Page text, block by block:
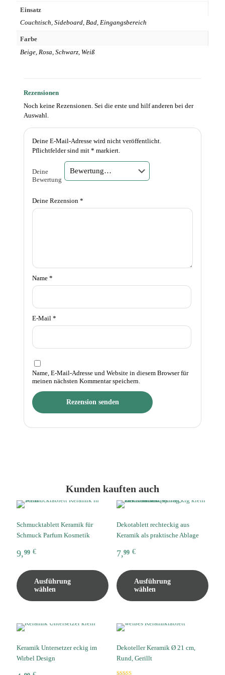
Einsatz
Couchtisch, Sideboard, Bad, Eingangsbereich
Farbe
Beige, Rosa, Schwarz, Weiß
Rezensionen
Noch keine Rezensionen. Sei die erste und hilf anderen bei der
Auswahl.
Deine E-Mail-Adresse wird nicht veröffentlicht.
Pflichtfelder sind mit * markiert.
Deine
Bewertung
Deine Rezension *
Name *
E-Mail *
Name, E-Mail-Adresse und Website in diesem Browser für
meinen nächsten Kommentar speichern.
Kunden kauften auch
Schmucktablett Keramik für
Schmuck Parfum Kosmetik
9,99 €
Ausführung
wählen
Produkt
weist
mehrere
Die
können
der
Produktseite
Dekotablett rechteckig aus
Keramik als praktische Ablage
7,99 €
Ausführung
wählen
weist
Keramik Untersetzer eckig im
Wirbel Design
Dekoteller Keramik Ø 21 cm,
Rund, Gerillt